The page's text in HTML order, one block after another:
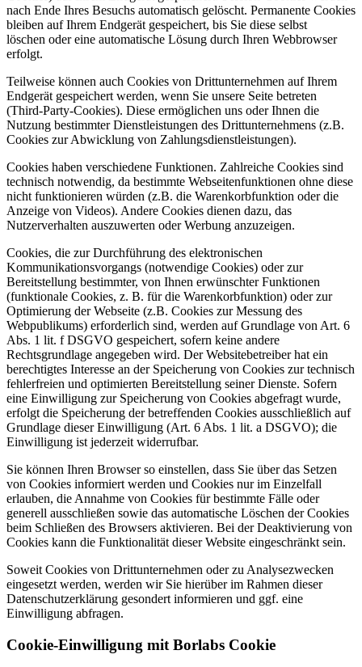
nach Ende Ihres Besuchs automatisch gelöscht. Permanente Cookies
bleiben auf Ihrem Endgerät gespeichert, bis Sie diese selbst
löschen oder eine automatische Lösung durch Ihren Webbrowser
erfolgt.
Teilweise können auch Cookies von Drittunternehmen auf Ihrem
Endgerät gespeichert werden, wenn Sie unsere Seite betreten
(Third-Party-Cookies). Diese ermöglichen uns oder Ihnen die
Nutzung bestimmter Dienstleistungen des Drittunternehmens (z.B.
Cookies zur Abwicklung von Zahlungsdienstleistungen).
Cookies haben verschiedene Funktionen. Zahlreiche Cookies sind
technisch notwendig, da bestimmte Webseitenfunktionen ohne diese
nicht funktionieren würden (z.B. die Warenkorbfunktion oder die
Anzeige von Videos). Andere Cookies dienen dazu, das
Nutzerverhalten auszuwerten oder Werbung anzuzeigen.
Cookies, die zur Durchführung des elektronischen
Kommunikationsvorgangs (notwendige Cookies) oder zur
Bereitstellung bestimmter, von Ihnen erwünschter Funktionen
(funktionale Cookies, z. B. für die Warenkorbfunktion) oder zur
Optimierung der Webseite (z.B. Cookies zur Messung des
Webpublikums) erforderlich sind, werden auf Grundlage von Art. 6
Abs. 1 lit. f DSGVO gespeichert, sofern keine andere
Rechtsgrundlage angegeben wird. Der Websitebetreiber hat ein
berechtigtes Interesse an der Speicherung von Cookies zur technisch
fehlerfreien und optimierten Bereitstellung seiner Dienste. Sofern
eine Einwilligung zur Speicherung von Cookies abgefragt wurde,
erfolgt die Speicherung der betreffenden Cookies ausschließlich auf
Grundlage dieser Einwilligung (Art. 6 Abs. 1 lit. a DSGVO); die
Einwilligung ist jederzeit widerrufbar.
Sie können Ihren Browser so einstellen, dass Sie über das Setzen
von Cookies informiert werden und Cookies nur im Einzelfall
erlauben, die Annahme von Cookies für bestimmte Fälle oder
generell ausschließen sowie das automatische Löschen der Cookies
beim Schließen des Browsers aktivieren. Bei der Deaktivierung von
Cookies kann die Funktionalität dieser Website eingeschränkt sein.
Soweit Cookies von Drittunternehmen oder zu Analysezwecken
eingesetzt werden, werden wir Sie hierüber im Rahmen dieser
Datenschutzerklärung gesondert informieren und ggf. eine
Einwilligung abfragen.
Cookie-Einwilligung mit Borlabs Cookie